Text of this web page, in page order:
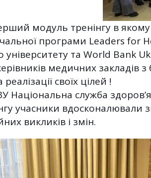
модуль тренінгу в
програми Leaders for
університету та World Bank
медичних закладів
своїх цілей !
Національна служба
учасники вдосконалювали
викликів і змін.